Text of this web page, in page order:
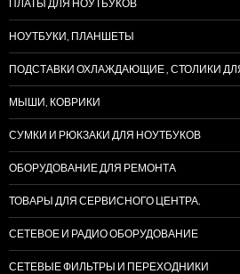
ПЛАТЫ ДЛЯ НОУТБУКОВ
НОУТБУКИ, ПЛАНШЕТЫ
ПОДСТАВКИ ОХЛАЖДАЮЩИЕ , СТОЛИКИ
МЫШИ, КОВРИКИ
СУМКИ И РЮКЗАКИ ДЛЯ НОУТБУКОВ
ОБОРУДОВАНИЕ ДЛЯ РЕМОНТА
ТОВАРЫ ДЛЯ СЕРВИСНОГО ЦЕНТРА.
СЕТЕВОЕ И РАДИО ОБОРУДОВАНИЕ
СЕТЕВЫЕ ФИЛЬТРЫ И ПЕРЕХОДНИКИ